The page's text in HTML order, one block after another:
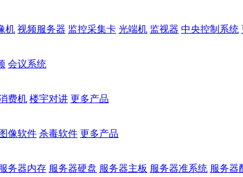
机 视频服务器 监控采集卡 光端机 监视器 中央控制系统
会议系统
费机 楼宇对讲 更多产品
图像软件 杀毒软件 更多产品
服务器内存 服务器硬盘 服务器主板 服务器准系统 服务器